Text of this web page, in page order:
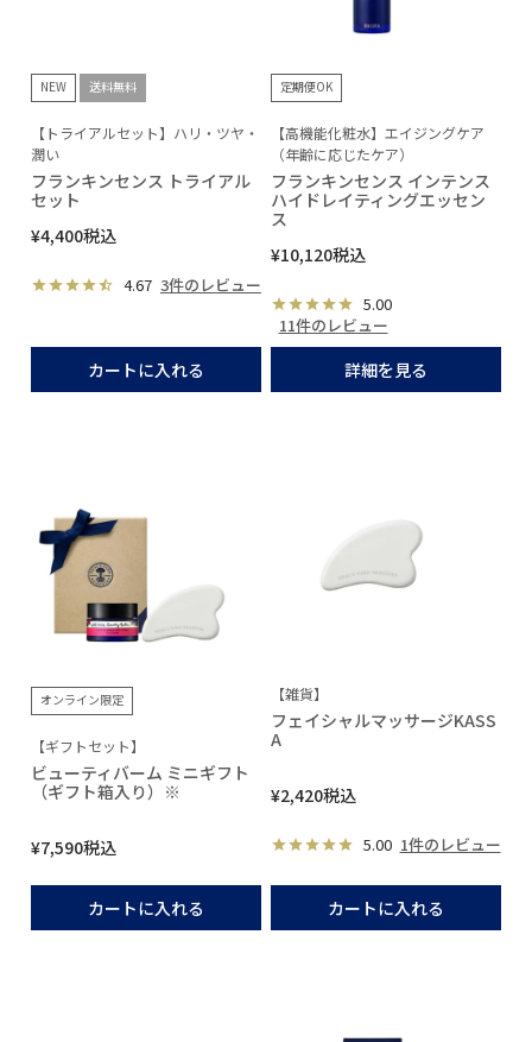
NEW 送料無料
【トライアルセット】ハリ・ツヤ・
潤い
フランキンセンス トライアル
セット
¥4,400税込
4.67 3件のレビュー
カートに入れる
定期便OK
【高機能化粧水】エイジングケア
（年齢に応じたケア）
フランキンセンス インテンス
ハイドレイティングエッセン
ス
¥10,120税込
5.00
11件のレビュー
詳細を見る
オンライン限定
【ギフトセット】
ビューティバーム ミニギフト
（ギフト箱入り）※
¥7,590税込
カートに入れる
【雑貨】
フェイシャルマッサージKASS
A
¥2,420税込
5.00 1件のレビュー
カートに入れる